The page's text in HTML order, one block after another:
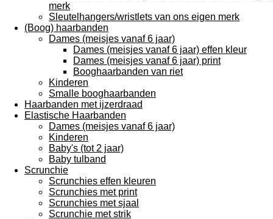
merk
Sleutelhangers/wristlets van ons eigen merk
(Boog) haarbanden
Dames (meisjes vanaf 6 jaar)
Dames (meisjes vanaf 6 jaar) effen kleur
Dames (meisjes vanaf 6 jaar) print
Booghaarbanden van riet
Kinderen
Smalle booghaarbanden
Haarbanden met ijzerdraad
Elastische Haarbanden
Dames (meisjes vanaf 6 jaar)
Kinderen
Baby's (tot 2 jaar)
Baby tulband
Scrunchie
Scrunchies effen kleuren
Scrunchies met print
Scrunchies met sjaal
Scrunchie met strik